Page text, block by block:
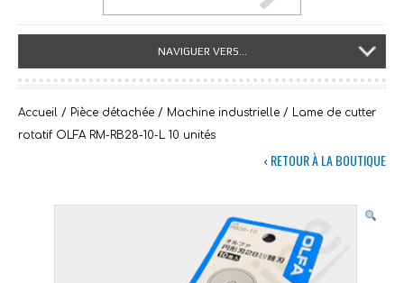
NAVIGUER VERS...
Accueil / Pièce détachée / Machine industrielle / Lame de cutter
rotatif OLFA RM-RB28-10-L 10 unités
‹ RETOUR À LA BOUTIQUE